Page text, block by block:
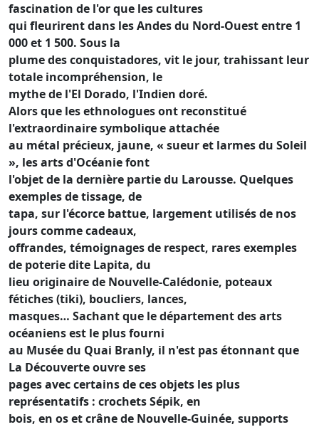
fascination de l'or que les cultures
qui fleurirent dans les Andes du Nord-Ouest entre 1
000 et 1 500. Sous la
plume des conquistadores, vit le jour, trahissant leur
totale incompréhension, le
mythe de l'El Dorado, l'Indien doré.
Alors que les ethnologues ont reconstitué
l'extraordinaire symbolique attachée
au métal précieux, jaune, « sueur et larmes du Soleil
», les arts d'Océanie font
l'objet de la dernière partie du Larousse. Quelques
exemples de tissage, de
tapa, sur l'écorce battue, largement utilisés de nos
jours comme cadeaux,
offrandes, témoignages de respect, rares exemples
de poterie dite Lapita, du
lieu originaire de Nouvelle-Calédonie, poteaux
fétiches (tiki), boucliers, lances,
masques… Sachant que le département des arts
océaniens est le plus fourni
au Musée du Quai Branly, il n'est pas étonnant que
La Découverte ouvre ses
pages avec certains de ces objets les plus
représentatifs : crochets Sépik, en
bois, en os et crâne de Nouvelle-Guinée, supports